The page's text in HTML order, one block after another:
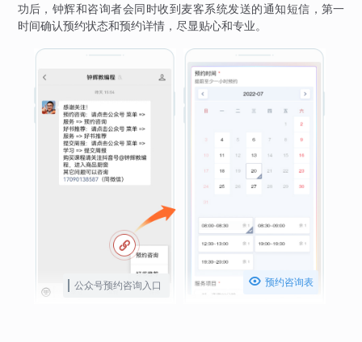
功后，钟辉和咨询者会同时收到麦客系统发送的通知短信，第一
时间确认预约状态和预约详情，尽显贴心和专业。
公众号预约咨询入口  预约咨询表